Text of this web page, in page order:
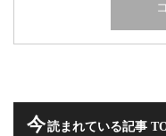
今読まれている記事